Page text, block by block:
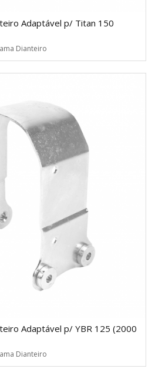
Adaptável p/ Titan 150
Dianteiro
Adaptável p/ YBR 125 (2000
Dianteiro